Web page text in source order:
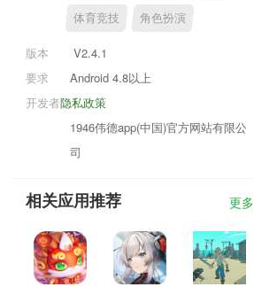
体育竞技 角色扮演
版本
V2.4.1
要求
Android 4.8以上
隐私政策
开发者
1946伟德app(中国)官方网站有限公
司
相关应用推荐 更多